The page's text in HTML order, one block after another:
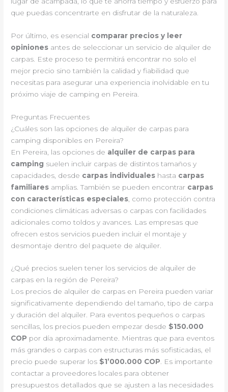
que puedas concentrarte en disfrutar de la naturaleza.
Por último, es esencial comparar precios y leer
opiniones antes de seleccionar un servicio de alquiler de
carpas. Este proceso te permitirá encontrar no solo el
mejor precio sino también la calidad y fiabilidad que
necesitas para asegurar una experiencia inolvidable en tu
próximo viaje de camping en Pereira.
Preguntas Frecuentes
¿Cuáles son las opciones de alquiler de carpas para
camping disponibles en Pereira?
En Pereira, las opciones de alquiler de carpas para
camping suelen incluir carpas de distintos tamaños y
capacidades, desde carpas individuales hasta carpas
familiares amplias. También se pueden encontrar carpas
con características especiales , como protección contra
condiciones climáticas adversas o carpas con facilidades
adicionales como toldos y avances. Las empresas que
ofrecen estos servicios pueden incluir el montaje y
desmontaje dentro del paquete de alquiler.
¿Qué precios suelen tener los servicios de alquiler de
carpas en la región de Pereira?
Los precios de alquiler de carpas en Pereira pueden variar
significativamente dependiendo del tamaño, tipo de carpa
y duración del alquiler. Para eventos pequeños o carpas
sencillas, los precios pueden empezar desde $150.000
COP por día aproximadamente. Mientras que para eventos
más grandes o carpas con estructuras más sofisticadas, el
precio puede superar los $1’000.000 COP. Es importante
contactar a proveedores locales para obtener
presupuestos detallados que se ajusten a las necesidades